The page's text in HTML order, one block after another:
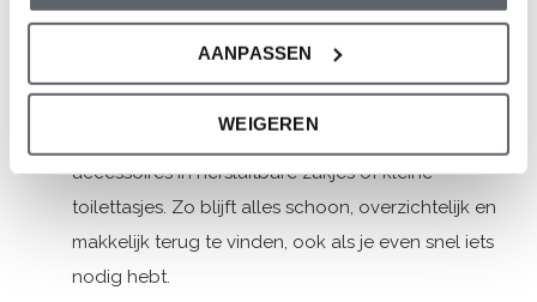
AANPASSEN
WEIGEREN
precies wat je op welk moment nodig hebt.
Gebruik hersluitbare zakjes of tasjes
Stop reservekleding, sokjes, slabbetjes of
accessoires in hersluitbare zakjes of kleine
toilettasjes. Zo blijft alles schoon, overzichtelijk en
makkelijk terug te vinden, ook als je even snel iets
nodig hebt.